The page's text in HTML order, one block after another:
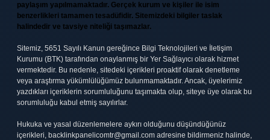
paylaşım yapılmamaktadır. Gerçek kurum ve kişiler ile isim
benzerlikleri tamamen tesadüfidir. Sitemizdeki bilgiler taslak
halindedir ve tavsiye niteliği taşımazlar.
Sitemiz, 5651 Sayılı Kanun gereğince Bilgi Teknolojileri ve İletişim
Kurumu (BTK) tarafından onaylanmış bir Yer Sağlayıcı olarak hizmet
vermektedir. Bu nedenle, sitedeki içerikleri proaktif olarak denetleme
veya araştırma yükümlülüğümüz bulunmamaktadır. Ancak, üyelerimiz
yazdıkları içeriklerin sorumluluğunu taşımakta olup, siteye üye olarak bu
sorumluluğu kabul etmiş sayılırlar.
Hukuka ve yasal düzenlemelere aykırı olduğunu düşündüğünüz
içerikleri, backlinkpanelicomtr@gmail.com adresine bildirmeniz halinde,